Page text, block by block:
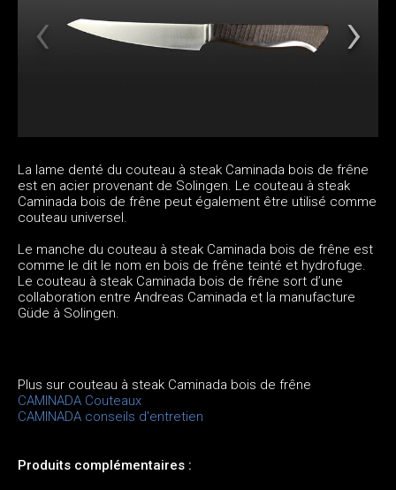
La lame denté du couteau à steak Caminada bois de frêne
est en acier provenant de Solingen. Le couteau à steak
Caminada bois de frêne peut également être utilisé comme
couteau universel.
Le manche du couteau à steak Caminada bois de frêne est
comme le dit le nom en bois de frêne teinté et hydrofuge.
Le couteau à steak Caminada bois de frêne sort d’une
collaboration entre Andreas Caminada et la manufacture
Güde à Solingen.
Plus sur couteau à steak Caminada bois de frêne
CAMINADA Couteaux
CAMINADA conseils d'entretien
Produits complémentaires :